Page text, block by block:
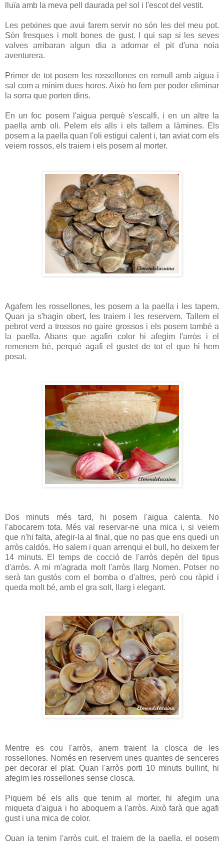
lluïa amb la meva pell daurada pel sol i l'escot del vestit.
Les petxines que avui farem servir no són les del meu pot.
Són fresques i molt bones de gust. I qui sap si les seves
valves arribaran algun dia a adornar el pit d'una noia
aventurera.
Primer de tot posem les rossellones en remull amb aigua i
sal com a mínim dues hores. Això ho fem per poder eliminar
la sorra que porten dins.
En un foc posem l'aigua perquè s'escalfi, i en un altre la
paella amb oli. Pelem els alls i els tallem a làmines. Els
posem a la paella quan l'oli estigui calent i, tan aviat com els
veiem rossos, els traiem i els posem al morter.
Agafem les rossellones, les posem a la paella i les tapem.
Quan ja s'hagin obert, les traiem i les reservem. Tallem el
pebrot verd a trossos no gaire grossos i els posem també a
la paella. Abans que agafin color hi afegim l'arròs i el
remenem bé, perquè agafi el gustet de tot el que hi hem
posat.
Dos minuts més tard, hi posem l'aigua calenta. No
l'abocarem tota. Més val reservar-ne una mica i, si veiem
que n'hi falta, afegir-la al final, que no pas que ens quedi un
arròs caldós. Ho salem i quan arrenqui el bull, ho deixem fer
14 minuts. El temps de cocció de l'arròs depèn del tipus
d'arròs. A mi m'agrada molt l'arròs llarg Nomen. Potser no
serà tan gustós com el bomba o d'altres, però cou ràpid i
queda molt bé, amb el gra solt, llarg i elegant.
Mentre es cou l'arròs, anem traient la closca de les
rossellones. Només en reservem unes quantes de senceres
per decorar el plat. Quan l'arròs porti 10 minuts bullint, hi
afegim les rossellones sense closca.
Piquem bé els alls que tenim al morter, hi afegim una
miqueta d'aigua i ho aboquem a l'arròs. Això farà que agafi
gust i una mica de color.
Quan ja tenim l'arròs cuit, el traiem de la paella, el posem